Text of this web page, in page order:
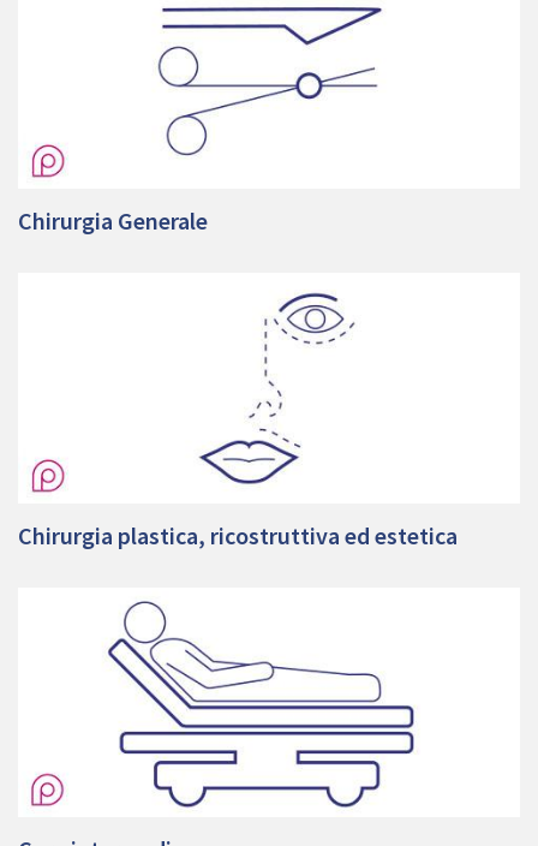
Chirurgia Generale
Chirurgia plastica, ricostruttiva ed estetica